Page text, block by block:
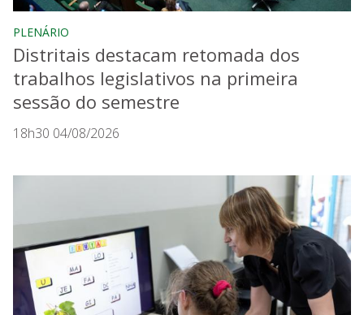
PLENÁRIO
Distritais destacam retomada dos
trabalhos legislativos na primeira
sessão do semestre
18h30 04/08/2026